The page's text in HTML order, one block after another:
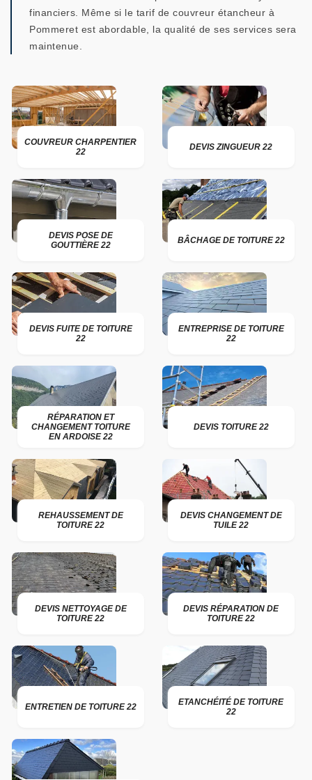
financiers. Même si le tarif de couvreur étancheur à
Pommeret est abordable, la qualité de ses services sera
maintenue.
COUVREUR CHARPENTIER
22
DEVIS ZINGUEUR 22
DEVIS POSE DE
GOUTTIÈRE 22
BÂCHAGE DE TOITURE 22
DEVIS FUITE DE TOITURE
22
ENTREPRISE DE TOITURE
22
RÉPARATION ET
CHANGEMENT TOITURE
EN ARDOISE 22
DEVIS TOITURE 22
REHAUSSEMENT DE
TOITURE 22
DEVIS CHANGEMENT DE
TUILE 22
DEVIS NETTOYAGE DE
TOITURE 22
DEVIS RÉPARATION DE
TOITURE 22
ENTRETIEN DE TOITURE 22
ETANCHÉITÉ DE TOITURE
22